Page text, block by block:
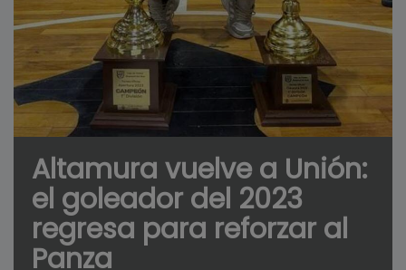
Altamura vuelve a Unión:
el goleador del 2023
regresa para reforzar al
Panza